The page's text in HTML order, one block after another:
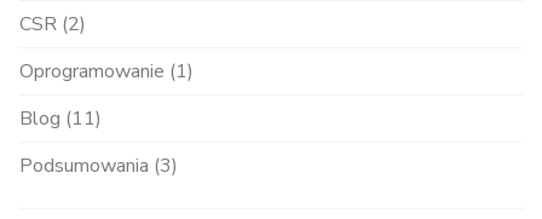
CSR (2)
Oprogramowanie (1)
Blog (11)
Podsumowania (3)